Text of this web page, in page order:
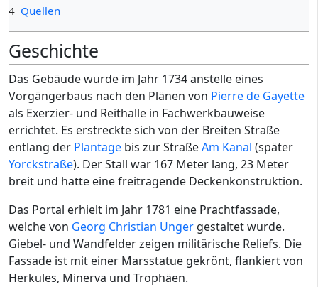
4 Quellen
Geschichte
Das Gebäude wurde im Jahr 1734 anstelle eines
Vorgängerbaus nach den Plänen von Pierre de Gayette
als Exerzier- und Reithalle in Fachwerkbauweise
errichtet. Es erstreckte sich von der Breiten Straße
entlang der Plantage bis zur StraßeAm Kanal (später
Yorckstraße). Der Stall war 167 Meter lang, 23 Meter
breit und hatte eine freitragende Deckenkonstruktion.
Das Portal erhielt im Jahr 1781 eine Prachtfassade,
welche von Georg Christian Unger gestaltet wurde.
Giebel- und Wandfelder zeigen militärische Reliefs. Die
Fassade ist mit einer Marsstatue gekrönt, flankiert von
Herkules, Minerva und Trophäen.